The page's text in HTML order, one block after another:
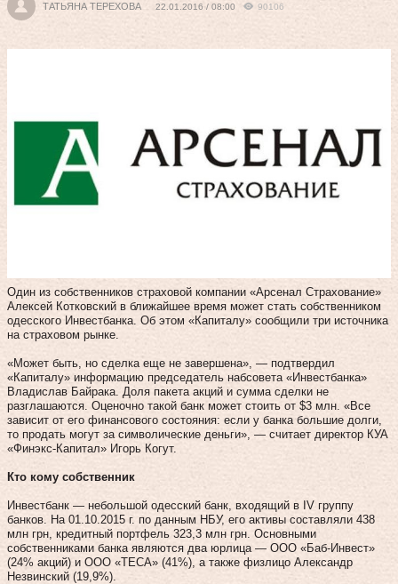
ТАТЬЯНА ТЕРЕХОВА 22.01.2016 / 08:00 90106
Один из собственников страховой компании «Арсенал Страхование»
Алексей Котковский в ближайшее время может стать собственником
одесского Инвестбанка. Об этом «Капиталу» сообщили три источника
на страховом рынке.
«Может быть, но сделка еще не завершена», — подтвердил
«Капиталу» информацию председатель набсовета «Инвестбанка»
Владислав Байрака. Доля пакета акций и сумма сделки не
разглашаются. Оценочно такой банк может стоить от $3 млн. «Все
зависит от его финансового состояния: если у банка большие долги,
то продать могут за символические деньги», — считает директор КУА
«Финэкс-Капитал» Игорь Когут.
Кто кому собственник
Инвестбанк — небольшой одесский банк, входящий в IV группу
банков. На 01.10.2015 г. по данным НБУ, его активы составляли 438
млн грн, кредитный портфель 323,3 млн грн. Основными
собственниками банка являются два юрлица — ООО «Баб-Инвест»
(24% акций) и ООО «ТЕСА» (41%), а также физлицо Александр
Незвинский (19,9%).